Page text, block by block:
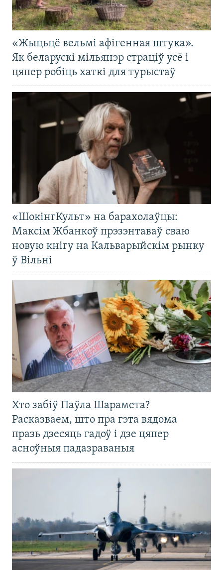
«Жыцьцё вельмі афігенная штука».
Як беларускі мільянэр страціў усё і
цяпер робіць хаткі для турыстаў
«ШокінгКульт» на барахолаўцы:
Максім Жбанкоў прэзэнтаваў сваю
новую кнігу на Кальварыйскім рынку
ў Вільні
Хто забіў Паўла Шарамета?
Расказваем, што пра гэта вядома
празь дзесяць гадоў і дзе цяпер
асноўныя падазраваныя